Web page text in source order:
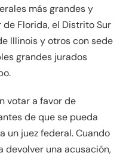
más grandes y
Florida, el Distrito Sur
Illinois y otros con sede
grandes jurados
votar a favor de
de que se pueda
un juez federal. Cuando
devolver una acusación,